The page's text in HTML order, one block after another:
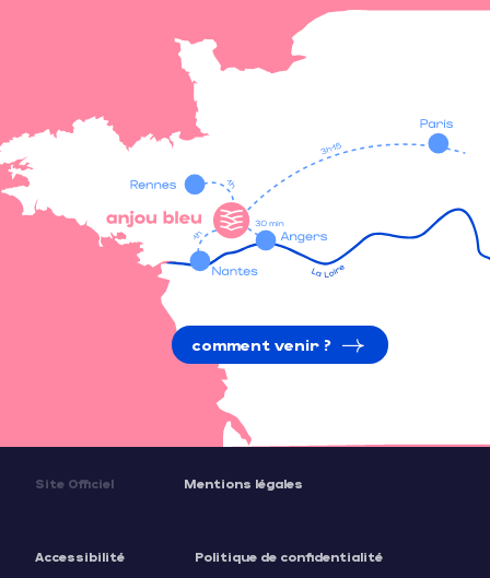
comment venir ?
Site Officiel Mentions légales
Accessibilité Politique de confidentialité